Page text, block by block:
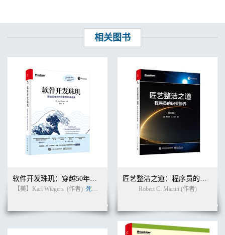
相关图书
软件开发珠玑：穿越50年软件往事的60条戒律
【美】Karl Wiegers (作者) 死月
匠艺整洁之道：程序员的职业修养（英文版）
Robert C. Martin (作者)